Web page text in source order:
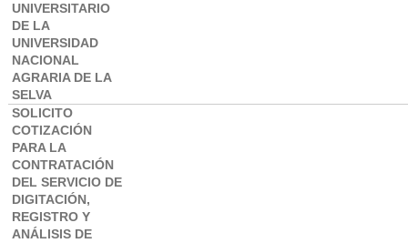
UNIVERSITARIO
DE LA
UNIVERSIDAD
NACIONAL
AGRARIA DE LA
SELVA
SOLICITO
COTIZACIÓN
PARA LA
CONTRATACIÓN
DEL SERVICIO DE
DIGITACIÓN,
REGISTRO Y
ANÁLISIS DE